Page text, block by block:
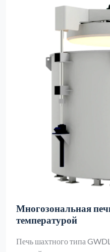
Многозональная
температурой
Печь шахтного типа